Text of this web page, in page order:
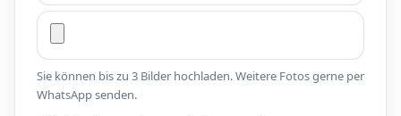
Sie können bis zu 3 Bilder hochladen. Weitere Fotos gerne per
WhatsApp senden.